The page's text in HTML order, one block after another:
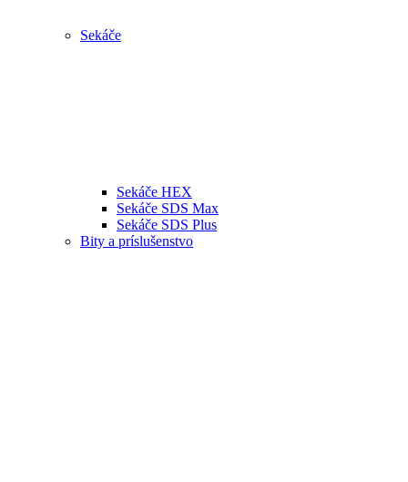
Sekáče
Sekáče HEX
Sekáče SDS Max
Sekáče SDS Plus
Bity a príslušenstvo